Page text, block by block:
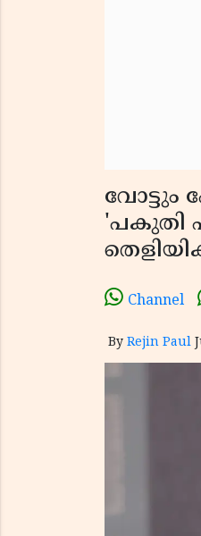
വോട്ടും
'പകുതി
Channel
By Rejin Paul